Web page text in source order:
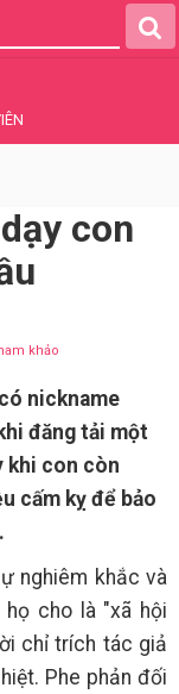
con
khảo
nickname
đăng tải một
khi con còn
cấm kỵ để bảo
nghiêm khắc và
cho là "xã hội
chỉ trích tác giả
Phe phản đối